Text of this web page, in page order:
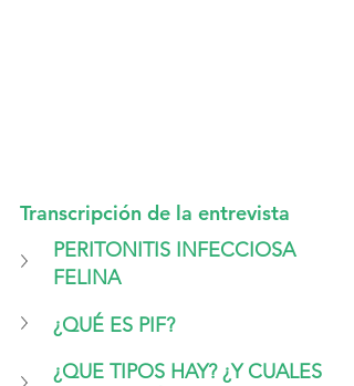
Transcripción de la entrevista
PERITONITIS INFECCIOSA
FELINA
¿QUÉ ES PIF?
¿QUE TIPOS HAY? ¿Y CUALES